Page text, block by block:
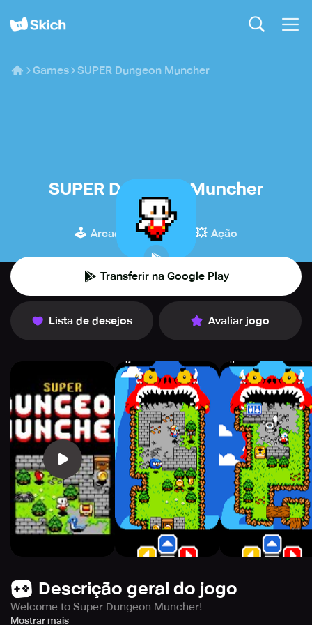
Games SUPER Dungeon Muncher
SUPER Dungeon Muncher
n_nexy
🕹️ Arcade 💎 Indie 💥 Ação
Transferir na Google Play
Lista de desejos Avaliar jogo
Descrição geral do jogo
Welcome to Super Dungeon Muncher!
Dive into a tough adventure that tests your reflexes and
Mostrar mais